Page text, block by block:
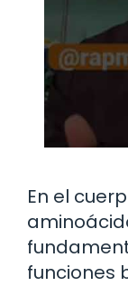
En el
funciones